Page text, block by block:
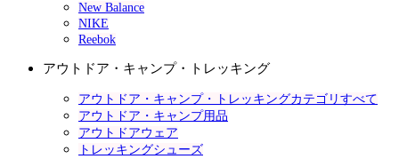
New Balance
NIKE
Reebok
アウトドア・キャンプ・トレッキング
アウトドア・キャンプ・トレッキングカテゴリすべて
アウトドア・キャンプ用品
アウトドアウェア
トレッキングシューズ